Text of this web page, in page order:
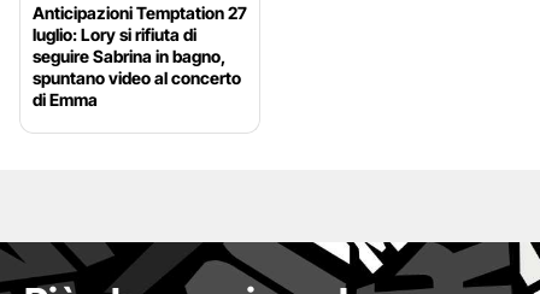
Anticipazioni Temptation 27
luglio: Lory si rifiuta di
seguire Sabrina in bagno,
spuntano video al concerto
di Emma